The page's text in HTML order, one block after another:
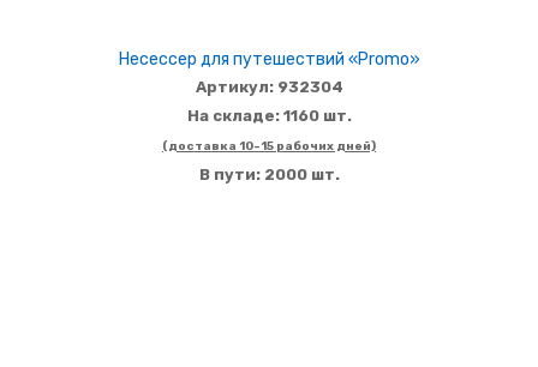
Несессер для путешествий «Promo»
Артикул: 932304
На складе: 1160 шт.
(доставка 10-15 рабочих дней)
В пути: 2000 шт.